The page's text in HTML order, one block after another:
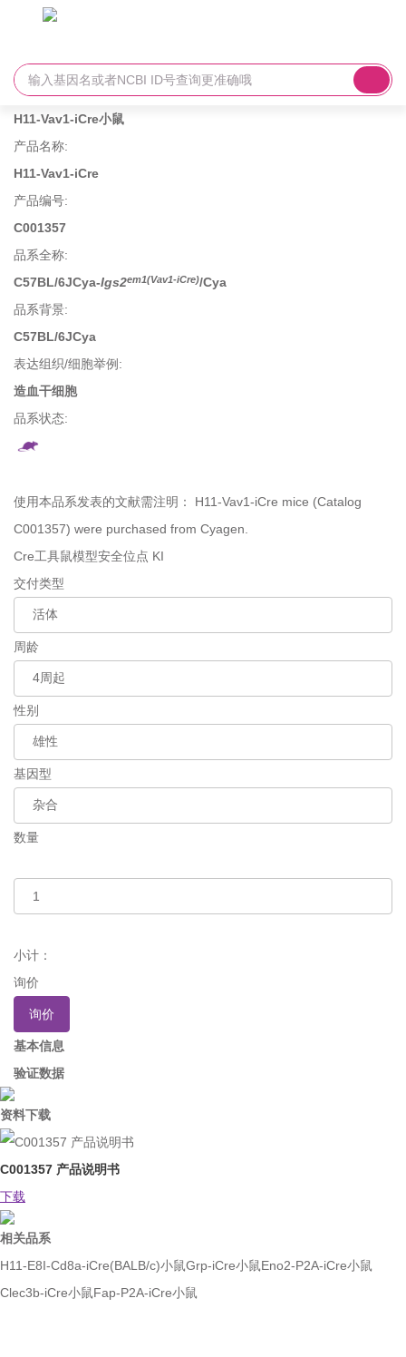
H11-Vav1-iCre小鼠
产品名称:
H11-Vav1-iCre
产品编号:
C001357
品系全称:
C57BL/6JCya-Igs2em1(Vav1-iCre)/Cya
品系背景:
C57BL/6JCya
表达组织/细胞举例 :
造血干细胞
品系状态:
使用本品系发表的文献需注明： H11-Vav1-iCre mice (Catalog
C001357) were purchased from Cyagen.
Cre工具鼠模型安全位点 KI
交付类型
周龄
性别
基因型
数量
小计：
询价
询价
基本信息
验证数据
资料下载
C001357 产品说明书
下载
相关品系
H11-E8I-Cd8a-iCre(BALB/c)小鼠Grp-iCre小鼠Eno2-P2A-iCre小鼠
Clec3b-iCre小鼠Fap-P2A-iCre小鼠